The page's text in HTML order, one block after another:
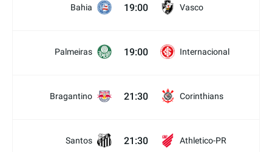
Bahia 19:00 Vasco
Palmeiras 19:00 Internacional
Bragantino 21:30 Corinthians
Santos 21:30 Athletico-PR